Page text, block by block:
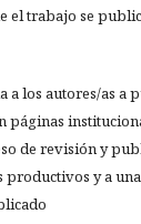
el trabajo se
a los autores/as a
páginas
de revisión y
y a